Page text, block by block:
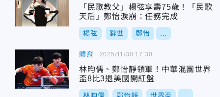
「民歌教父」楊弦享壽75歲！「民歌
天后」鄭怡淚崩：任務完成
楊弦 辭世 鄭怡
體育
林昀儒、鄭怡靜領軍！中華混團世界
盃8比3退美國開紅盤
2025/11/30 17:30